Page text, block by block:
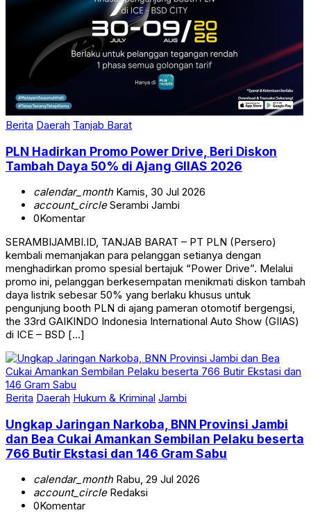
Berita Daerah Tanjab Barat
PLN Hadirkan Promo Power Drive, Beri Diskon
Tambah Daya 50% di Ajang GIIAS 2026
calendar_monthKamis, 30 Jul 2026
account_circleSerambi Jambi
0Komentar
SERAMBIJAMBI.ID, TANJAB BARAT – PT PLN (Persero)
kembali memanjakan para pelanggan setianya dengan
menghadirkan promo spesial bertajuk “Power Drive”. Melalui
promo ini, pelanggan berkesempatan menikmati diskon tambah
daya listrik sebesar 50% yang berlaku khusus untuk
pengunjung booth PLN di ajang pameran otomotif bergengsi,
the 33rd GAIKINDO Indonesia International Auto Show (GIIAS)
di ICE – BSD […]
Berita Daerah Hukum & Kriminal Jambi
Ungkap Jaringan Narkoba, BNN Provinsi Jambi
dan Bea Cukai Amankan Sembilan Pelaku beserta
766 Butir Ekstasi dan 146 Gram Sabu
calendar_monthRabu, 29 Jul 2026
account_circleRedaksi
0Komentar